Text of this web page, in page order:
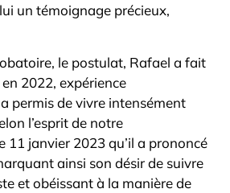
un témoignage précieux,
le postulat, Rafael a fait
2022, expérience
permis de vivre intensément
l’esprit de notre
11 janvier 2023 qu’il a prononcé
ainsi son désir de suivre
et obéissant à la manière de